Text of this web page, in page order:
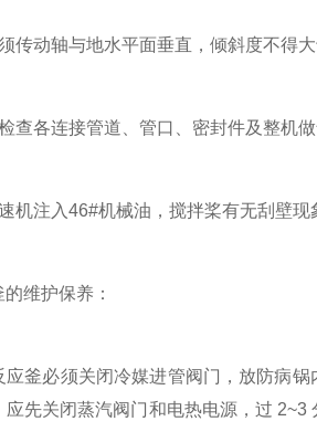
动轴与地水平面垂直，倾斜度不得大
各连接管道、管口、密封件及整机做
注入46#机械油，搅拌桨有无刮壁现
维护保养：
必须关闭冷媒进管阀门，放防病锅
先关闭蒸汽阀门和电热电源，过